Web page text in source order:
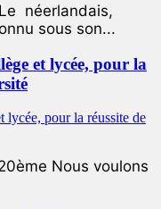
néerlandais,
sous son...
et lycée, pour la
Nous voulons